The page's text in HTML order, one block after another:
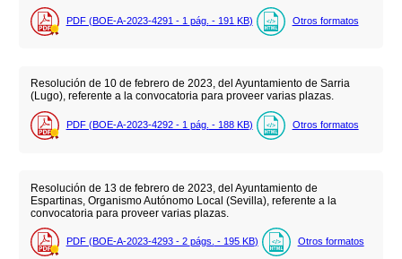
PDF (BOE-A-2023-4291 - 1 pág. - 191 KB) Otros formatos
Resolución de 10 de febrero de 2023, del Ayuntamiento de Sarria
(Lugo), referente a la convocatoria para proveer varias plazas.
PDF (BOE-A-2023-4292 - 1 pág. - 188 KB) Otros formatos
Resolución de 13 de febrero de 2023, del Ayuntamiento de
Espartinas, Organismo Autónomo Local (Sevilla), referente a la
convocatoria para proveer varias plazas.
PDF (BOE-A-2023-4293 - 2 págs. - 195 KB) Otros formatos